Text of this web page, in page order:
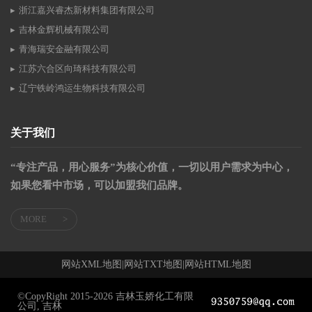
浙江嘉兴睿杰新材料集团有限公司
吉林金辉机械有限公司
青海瑞安金融有限公司
江苏六合区向琦科技有限公司
辽宁铁岭鸿运生物科技有限公司
关于我们
“专注产品，用心服务”为核心价值，一切以用户需求为中心，
如果您看中市场，可以加盟我们品牌。
MORE >
网站XML地图 网站TXT地图 网站HTML地图
©CopyRight 2015-2026 吉林玉娇化工有限
公司, 吉林